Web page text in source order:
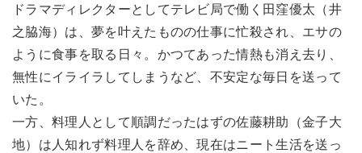
ドラマディレクターとしてテレビ局で働く田窪優太（井
之脇海）は、夢を叶えたものの仕事に忙殺され、エサの
ように食事を取る日々。かつてあった情熱も消え去り、
無性にイライラしてしまうなど、不安定な毎日を送って
いた。
一方、料理人として順調だったはずの佐藤耕助（金子大
地）は人知れず料理人を辞め、現在はニート生活を送っ